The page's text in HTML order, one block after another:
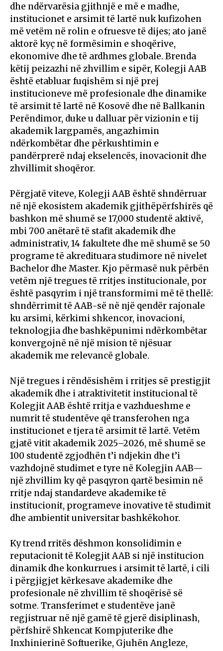
dhe ndërvarësia gjithnjë e më e madhe,
institucionet e arsimit të lartë nuk kufizohen
më vetëm në rolin e ofruesve të dijes; ato janë
aktorë kyç në formësimin e shoqërive,
ekonomive dhe të ardhmes globale. Brenda
këtij peizazhi në zhvillim e sipër, Kolegji AAB
është etabluar fuqishëm si një prej
institucioneve më profesionale dhe dinamike
të arsimit të lartë në Kosovë dhe në Ballkanin
Perëndimor, duke u dalluar për vizionin e tij
akademik largpamës, angazhimin
ndërkombëtar dhe përkushtimin e
pandërprerë ndaj ekselencës, inovacionit dhe
zhvillimit shoqëror.
Përgjatë viteve, Kolegji AAB është shndërruar
në një ekosistem akademik gjithëpërfshirës që
bashkon më shumë se 17,000 studentë aktivë,
mbi 700 anëtarë të stafit akademik dhe
administrativ, 14 fakultete dhe më shumë se 50
programe të akredituara studimore në nivelet
Bachelor dhe Master. Kjo përmasë nuk përbën
vetëm një tregues të rritjes institucionale, por
është pasqyrim i një transformimi më të thellë:
shndërrimit të AAB-së në një qendër rajonale
ku arsimi, kërkimi shkencor, inovacioni,
teknologjia dhe bashkëpunimi ndërkombëtar
konvergojnë në një mision të njësuar
akademik me relevancë globale.
Një tregues i rëndësishëm i rritjes së prestigjit
akademik dhe i atraktivitetit institucional të
Kolegjit AAB është rritja e vazhdueshme e
numrit të studentëve që transferohen nga
institucionet e tjera të arsimit të lartë. Vetëm
gjatë vitit akademik 2025–2026, më shumë se
100 studentë zgjodhën t’i ndjekin dhe t’i
vazhdojnë studimet e tyre në Kolegjin AAB—
një zhvillim ky që pasqyron qartë besimin në
rritje ndaj standardeve akademike të
institucionit, programeve inovative të studimit
dhe ambientit universitar bashkëkohor.
Ky trend rritës dëshmon konsolidimin e
reputacionit të Kolegjit AAB si një institucion
dinamik dhe konkurrues i arsimit të lartë, i cili
i përgjigjet kërkesave akademike dhe
profesionale në zhvillim të shoqërisë së
sotme. Transferimet e studentëve janë
regjistruar në një gamë të gjerë disiplinash,
përfshirë Shkencat Kompjuterike dhe
Inxhinierinë Softuerike, Gjuhën Angleze,